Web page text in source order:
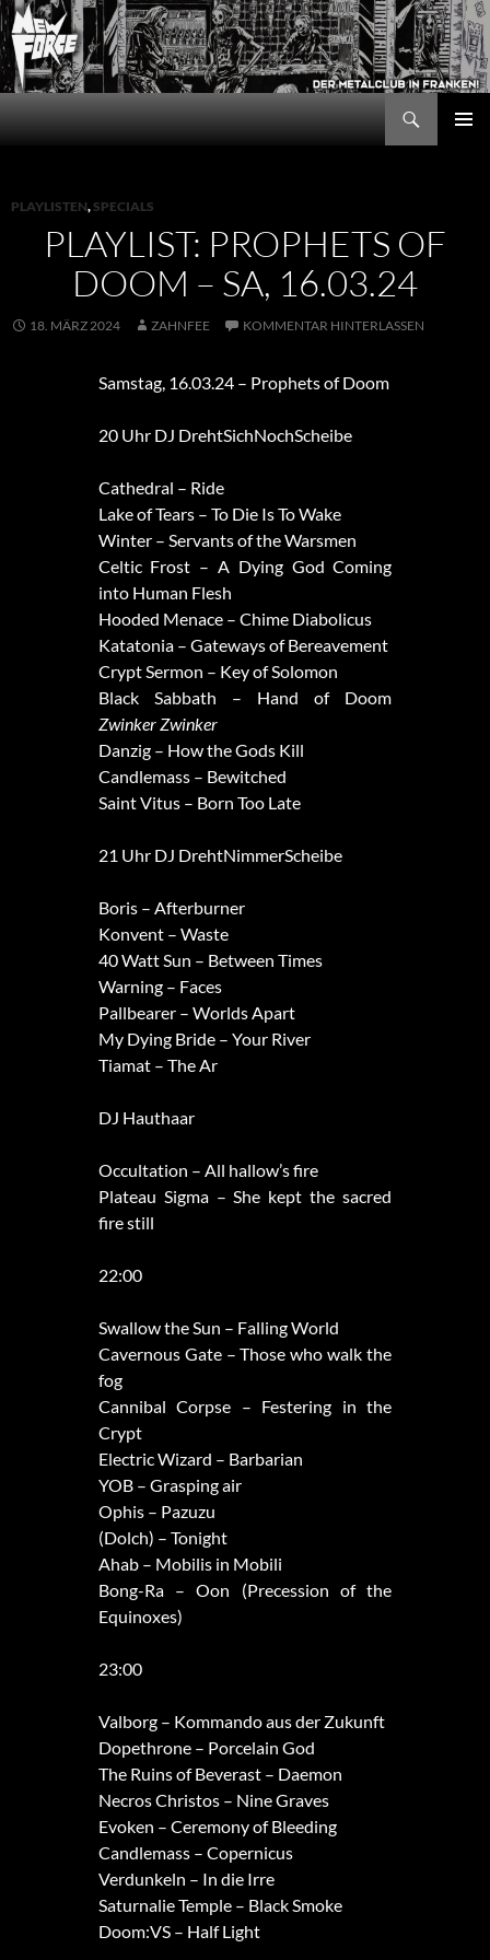
Zum
Inhalt
springen
New Force
PLAYLISTEN, SPECIALS
PLAYLIST: PROPHETS OF
DOOM – SA, 16.03.24
18. MÄRZ 2024 ZAHNFEE KOMMENTAR HINTERLASSEN
Samstag, 16.03.24 – Prophets of Doom
20 Uhr DJ DrehtSichNochScheibe
Cathedral – Ride
Lake of Tears – To Die Is To Wake
Winter – Servants of the Warsmen
Celtic Frost – A Dying God Coming
into Human Flesh
Hooded Menace – Chime Diabolicus
Katatonia – Gateways of Bereavement
Crypt Sermon – Key of Solomon
Black Sabbath – Hand of Doom
Zwinker Zwinker
Danzig – How the Gods Kill
Candlemass – Bewitched
Saint Vitus – Born Too Late
21 Uhr DJ DrehtNimmerScheibe
Boris – Afterburner
Konvent – Waste
40 Watt Sun – Between Times
Warning – Faces
Pallbearer – Worlds Apart
My Dying Bride – Your River
Tiamat – The Ar
DJ Hauthaar
Occultation – All hallow’s fire
Plateau Sigma – She kept the sacred
fire still
22:00
Swallow the Sun – Falling World
Cavernous Gate – Those who walk the
fog
Cannibal Corpse – Festering in the
Crypt
Electric Wizard – Barbarian
YOB – Grasping air
Ophis – Pazuzu
(Dolch) – Tonight
Ahab – Mobilis in Mobili
Bong-Ra – Oon (Precession of the
Equinoxes)
23:00
Valborg – Kommando aus der Zukunft
Dopethrone – Porcelain God
The Ruins of Beverast – Daemon
Necros Christos – Nine Graves
Evoken – Ceremony of Bleeding
Candlemass – Copernicus
Verdunkeln – In die Irre
Saturnalie Temple – Black Smoke
Doom:VS – Half Light